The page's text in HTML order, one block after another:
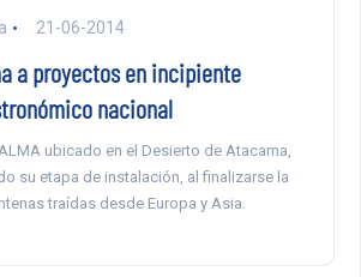
21-06-2014
a proyectos en incipiente
nacional
ubicado en el Desierto de Atacama,
su etapa de instalación, al finalizarse la
traídas desde Europa y Asia.